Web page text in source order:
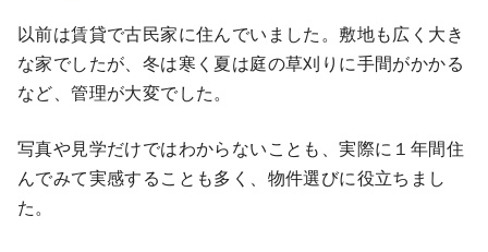
以前は賃貸で古民家に住んでいました。敷地も広く大き
な家でしたが、冬は寒く夏は庭の草刈りに手間がかかる
など、管理が大変でした。
写真や見学だけではわからないことも、実際に１年間住
んでみて実感することも多く、物件選びに役立ちまし
た。